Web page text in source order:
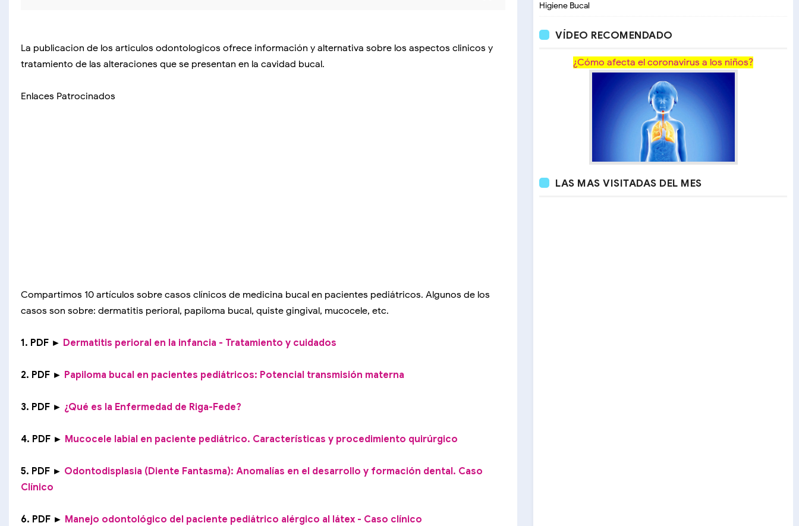
La publicacion de los articulos odontologicos ofrece información y alternativa sobre los aspectos clinicos y
tratamiento de las alteraciones que se presentan en la cavidad bucal.
Enlaces Patrocinados
Compartimos 10 artículos sobre casos clínicos de medicina bucal en pacientes pediátricos. Algunos de los
casos son sobre: dermatitis perioral, papiloma bucal, quiste gingival, mucocele, etc.
1. PDF ► Dermatitis perioral en la infancia - Tratamiento y cuidados
2. PDF ► Papiloma bucal en pacientes pediátricos: Potencial transmisión materna
3. PDF ► ¿Qué es la Enfermedad de Riga-Fede?
4. PDF ► Mucocele labial en paciente pediátrico. Características y procedimiento quirúrgico
5. PDF ► Odontodisplasia (Diente Fantasma): Anomalías en el desarrollo y formación dental. Caso
Clínico
6. PDF ► Manejo odontológico del paciente pediátrico alérgico al látex - Caso clínico
Higiene Bucal
VÍDEO RECOMENDADO
¿Cómo afecta el coronavirus a los niños?
LAS MAS VISITADAS DEL MES